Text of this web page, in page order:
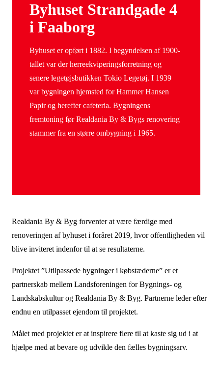
Byhuset Strandgade 4
i Faaborg
Byhuset er opført i 1882. I begyndelsen af 1900-
tallet var der herreekviperingsforretning og
senere legetøjsbutikken Tokio Legetøj. I 1939
var bygningen hjemsted for Hammer Hansen
Papir og herefter cafeteria. Bygningens
fremtoning før Realdania By & Bygs renovering
stammer fra en større ombygning i 1965.
Realdania By & Byg forventer at være færdige med
renoveringen af byhuset i foråret 2019, hvor offentligheden vil
blive inviteret indenfor til at se resultaterne.
Projektet ”Utilpassede bygninger i købstæderne” er et
partnerskab mellem Landsforeningen for Bygnings- og
Landskabskultur og Realdania By & Byg. Partnerne leder efter
endnu en utilpasset ejendom til projektet.
Målet med projektet er at inspirere flere til at kaste sig ud i at
hjælpe med at bevare og udvikle den fælles bygningsarv.